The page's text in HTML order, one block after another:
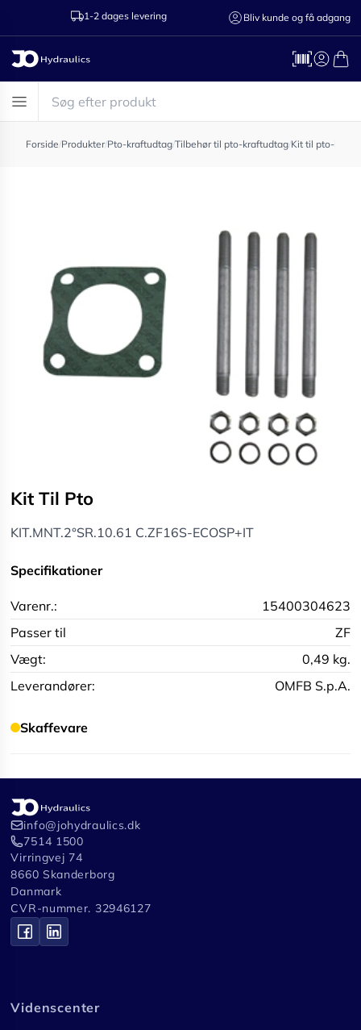
1-2 dages levering Ring til os
Bliv kunde og få adgang
Forside/Produkter/Pto-kraftudtag/Tilbehør til pto-kraftudtag/Kit til pto-
Kit Til Pto
KIT.MNT.2°SR.10.61 C.ZF16S-ECOSP+IT
Specifikationer
Varenr.:
15400304623
Passer til
ZF
Vægt:
0,49 kg.
Leverandører:
OMFB S.p.A.
Skaffevare
info@johydraulics.dk
7514 1500
Virringvej 74
8660 Skanderborg
Danmark
CVR-nummer. 32946127
Videnscenter